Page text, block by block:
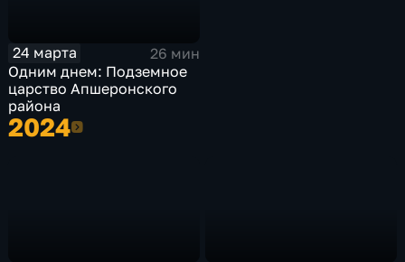
24 марта
26 мин
Одним днем: Подземное
царство Апшеронского
района
20242024